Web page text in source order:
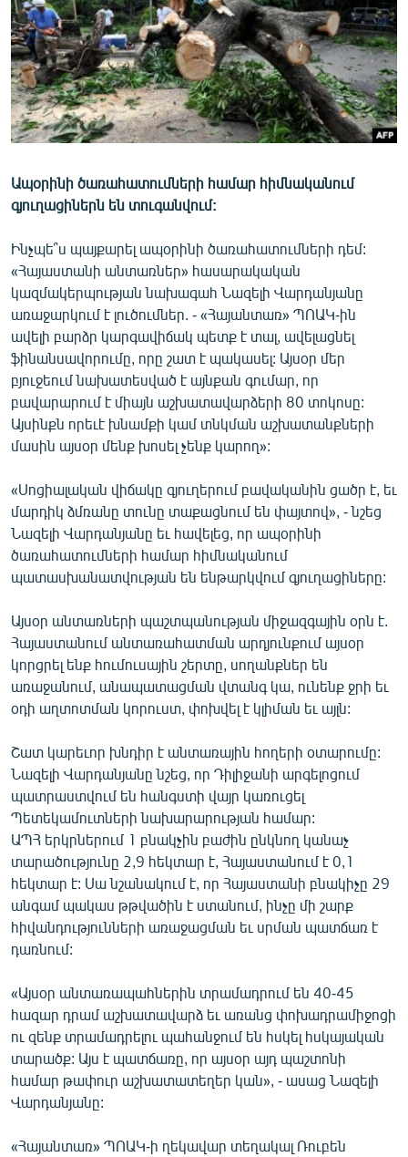
ՄԻՋԱԶԳԱՅԻՆ
ՄՇԱԿՈՒՅԹ
ՍՊՈՐՏ
ՄԵԿՆԱԲԱՆՈՒԹՅՈՒՆ
ՏՏ ԵՒ ԻՆՏԵՐՆԵՏ
ԿՈՐՈՆԱՎԻՐՈՒՍ
ԱՐԽԻՎ
ՏԵՍԱՆՅՈՒԹԵՐ
ԲԱՆԱՎԵՃ
ՁԳՏԵԼՈՎ ԼԱՎԱԳՈՒՅՆԻՆ
ՓՈԴՔԱՍԹ
Հայերեն
English
Русский
ՀԵՏԵՎԵՔ ՄԵԶ
«Ազատության» բոլոր կայքերը
Ապօրինի ծառահատումների համար հիմնականում
գյուղացիներն են տուգանվում:
Ինչպե՞ս պայքարել ապօրինի ծառահատումների դեմ:
«Հայաստանի անտառներ» հասարակական
կազմակերպության նախագահ Նազելի Վարդանյանը
առաջարկում է լուծումներ. - «Հայանտառ» ՊՈԱԿ-ին
ավելի բարձր կարգավիճակ պետք է տալ, ավելացնել
ֆինանսավորումը, որը շատ է պակասել: Այսօր մեր
բյուջեում նախատեսված է այնքան գումար, որ
բավարարում է միայն աշխատավարձերի 80 տոկոսը:
Այսինքն որեւէ խնամքի կամ տնկման աշխատանքների
մասին այսօր մենք խոսել չենք կարող»:
«Սոցիալական վիճակը գյուղերում բավականին ցածր է, եւ
մարդիկ ձմռանը տունը տաքացնում են փայտով», - նշեց
Նազելի Վարդանյանը եւ հավելեց, որ ապօրինի
ծառահատումների համար հիմնականում
պատասխանատվության են ենթարկվում գյուղացիները:
Այսօր անտառների պաշտպանության միջազգային օրն է.
Հայաստանում անտառահատման արդյունքում այսօր
կորցրել ենք հումուսային շերտը, սողանքներ են
առաջանում, անապատացման վտանգ կա, ունենք ջրի եւ
օդի աղտոտման կորուստ, փոխվել է կլիման եւ այլն:
Շատ կարեւոր խնդիր է անտառային հողերի օտարումը:
Նազելի Վարդանյանը նշեց, որ Դիլիջանի արգելոցում
պատրաստվում են հանգստի վայր կառուցել
Պետեկամուտների նախարարության համար:
ԱՊՀ երկրներում 1 բնակչին բաժին ընկնող կանաչ
տարածությունը 2,9 հեկտար է, Հայաստանում է 0,1
հեկտար է: Սա նշանակում է, որ Հայաստանի բնակիչը 29
անգամ պակաս թթվածին է ստանում, ինչը մի շարք
հիվանդությունների առաջացման եւ սրման պատճառ է
դառնում:
«Այսօր անտառապահներին տրամադրում են 40-45
հազար դրամ աշխատավարձ եւ առանց փոխադրամիջոցի
ու զենք տրամադրելու պահանջում են հսկել հսկայական
տարածք: Այս է պատճառը, որ այսօր այդ պաշտոնի
համար թափուր աշխատատեղեր կան», - ասաց Նազելի
Վարդանյանը:
«Հայանտառ» ՊՈԱԿ-ի ղեկավար տեղակալ Ռուբեն